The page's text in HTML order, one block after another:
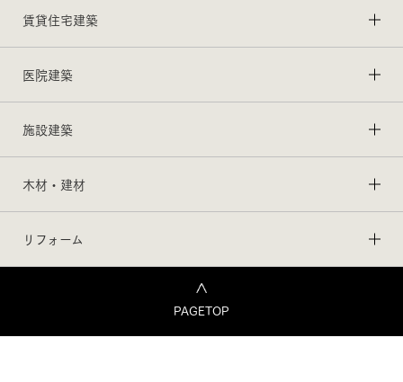
賃貸住宅建築
医院建築
施設建築
木材・建材
リフォーム
PAGETOP